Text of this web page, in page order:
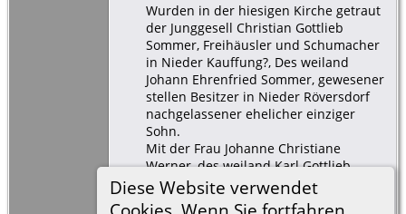
Diese Website verwendet
Wurden in der hiesigen Kirche getraut
der Junggesell Christian Gottlieb
Sommer, Freihäusler und Schumacher
in Nieder Kauffung?, Des weiland
Johann Ehrenfried Sommer, gewesener
stellen Besitzer in Nieder Röversdorf
nachgelassener ehelicher einziger
Sohn.
Mit der Frau Johanne Christiane
Werner, des weiland Karl Gottlieb
Werner, gewesener Schumacher in
Nieder Kauffung nachgelassene Witwe.